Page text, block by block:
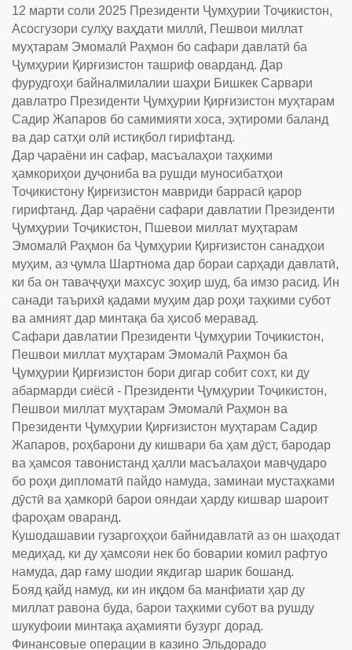
12 марти соли 2025 Президенти Ҷумҳурии Тоҷикистон,
Асосгузори сулҳу ваҳдати миллӣ, Пешвои миллат
муҳтарам Эмомалӣ Раҳмон бо сафари давлатӣ ба
Ҷумҳурии Қирғизистон ташриф оварданд. Дар
фурудгоҳи байналмилалии шаҳри Бишкек Сарвари
давлатро Президенти Ҷумҳурии Қирғизистон муҳтарам
Садир Жапаров бо самимияти хоса, эҳтироми баланд
ва дар сатҳи олӣ истиқбол гирифтанд.
Дар ҷараёни ин сафар, масъалаҳои таҳкими
ҳамкориҳои дуҷониба ва рушди муносибатҳои
Тоҷикистону Қирғизистон мавриди баррасӣ қарор
гирифтанд. Дар ҷараёни сафари давлатии Президенти
Ҷумҳурии Тоҷикистон, Пшевои миллат муҳтарам
Эмомалӣ Раҳмон ба Ҷумҳурии Қирғизистон санадҳои
муҳим, аз ҷумла Шартнома дар бораи сарҳади давлатӣ,
ки ба он таваҷҷуҳи махсус зоҳир шуд, ба имзо расид. Ин
санади таърихӣ қадами муҳим дар роҳи таҳкими субот
ва амният дар минтақа ба ҳисоб меравад.
Сафари давлатии Президенти Ҷумҳурии Тоҷикистон,
Пешвои миллат муҳтарам Эмомалӣ Раҳмон ба
Ҷумҳурии Қирғизистон бори дигар собит сохт, ки ду
абармарди сиёсӣ - Президенти Ҷумҳурии Тоҷикистон,
Пешвои миллат муҳтарам Эмомалӣ Раҳмон ва
Президенти Ҷумҳурии Қирғизистон муҳтарам Садир
Жапаров, роҳбарони ду кишвари ба ҳам дӯст, бародар
ва ҳамсоя тавонистанд ҳалли масъалаҳои мавҷударо
бо роҳи дипломатӣ пайдо намуда, заминаи мустаҳками
дӯстӣ ва ҳамкорӣ барои ояндаи ҳарду кишвар шароит
фароҳам оваранд.
Кушодашавии гузаргоҳҳои байнидавлатӣ аз он шаҳодат
медиҳад, ки ду ҳамсояи нек бо боварии комил рафтуо
намуда, дар ғаму шодии якдигар шарик бошанд.
Бояд қайд намуд, ки ин иқдом ба манфиати ҳар ду
миллат равона буда, барои таҳкими субот ва рушду
шукуфоии минтақа аҳамияти бузург дорад.
Финансовые операции в казино Эльдорадо